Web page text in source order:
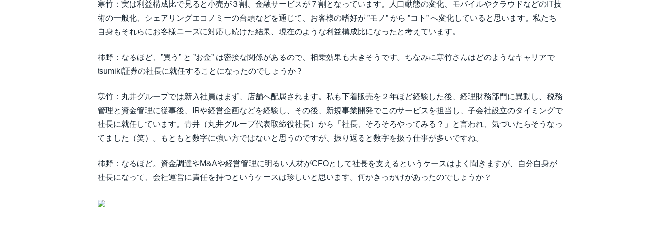
寒竹：実は利益構成比で見ると小売が３割、金融サービスが７割となっています。人口動態の変化、モバイルやクラウドなどのIT技
術の一般化、シェアリングエコノミーの台頭などを通じて、お客様の嗜好が ”モノ” から ”コト” へ変化していると思います。私たち
自身もそれらにお客様ニーズに対応し続けた結果、現在のような利益構成比になったと考えています。
柿野：なるほど、”買う” と ”お金” は密接な関係があるので、相乗効果も大きそうです。ちなみに寒竹さんはどのようなキャリアで
tsumiki証券の社長に就任することになったのでしょうか？
寒竹：丸井グループでは新入社員はまず、店舗へ配属されます。私も下着販売を２年ほど経験した後、経理財務部門に異動し、税務
管理と資金管理に従事後、IRや経営企画などを経験し、その後、新規事業開発でこのサービスを担当し、子会社設立のタイミングで
社長に就任しています。青井（丸井グループ代表取締役社長）から「社長、そろそろやってみる？」と言われ、気づいたらそうなっ
てました（笑）。もともと数字に強い方ではないと思うのですが、振り返ると数字を扱う仕事が多いですね。
柿野：なるほど。資金調達やM&Aや経営管理に明るい人材がCFOとして社長を支えるというケースはよく聞きますが、自分自身が
社長になって、会社運営に責任を持つというケースは珍しいと思います。何かきっかけがあったのでしょうか？